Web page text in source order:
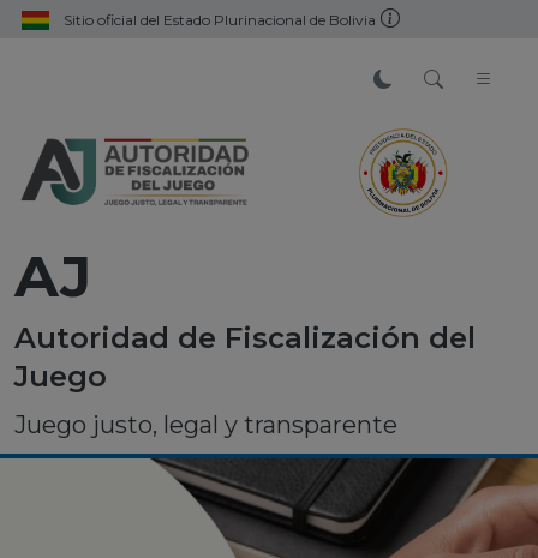
Sitio oficial del Estado Plurinacional de Bolivia
AJ
Autoridad de Fiscalización del
Juego
Juego justo, legal y transparente